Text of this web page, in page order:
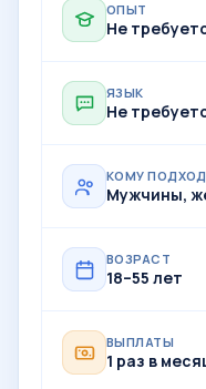
ОПЫТ
Не
ЯЗЫК
Не
КОМУ
Мужчины,
ВОЗРАСТ
18–55 лет
ВЫПЛАТЫ
1 раз в